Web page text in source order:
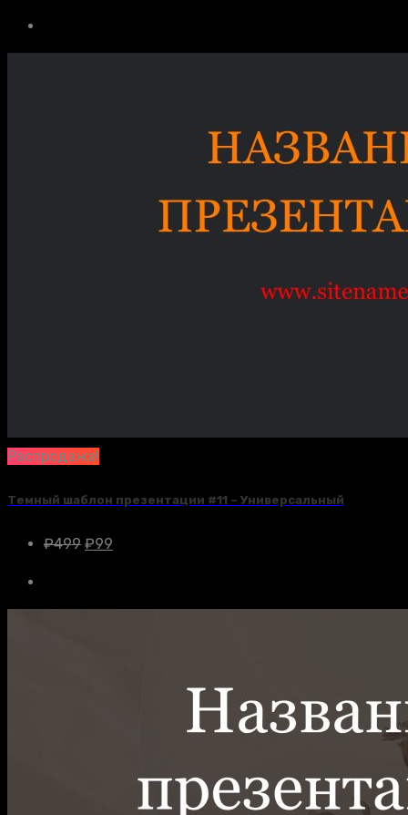
Распродажа!
Темный шаблон презентации #11 – Универсальный
₽499 ₽99